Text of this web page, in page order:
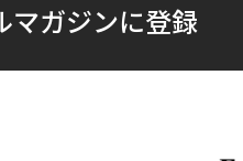
マガジンに登録